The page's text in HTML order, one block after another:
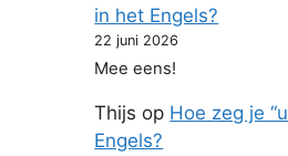
in het Engels?
22 juni 2026
Mee eens!
Thijs op Hoe zeg je
Engels?